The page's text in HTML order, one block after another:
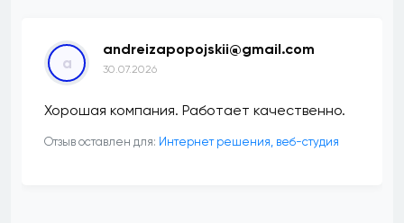
a
andreizapopojskii@gmail.com
30.07.2026
Хорошая компания. Работает качественно.
Отзыв оставлен для: Интернет решения, веб-студия